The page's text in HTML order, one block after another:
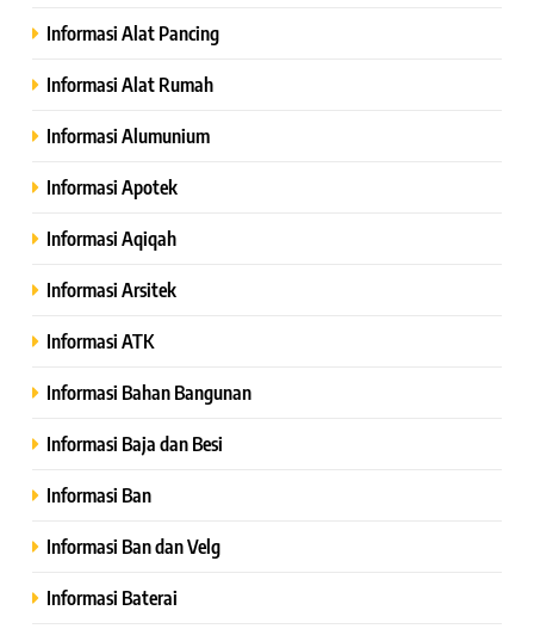
Informasi Alat Pancing
Informasi Alat Rumah
Informasi Alumunium
Informasi Apotek
Informasi Aqiqah
Informasi Arsitek
Informasi ATK
Informasi Bahan Bangunan
Informasi Baja dan Besi
Informasi Ban
Informasi Ban dan Velg
Informasi Baterai